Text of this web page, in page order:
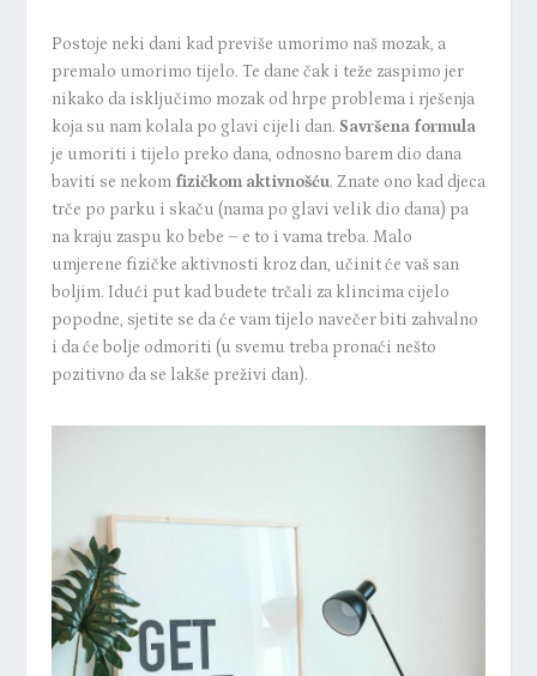
Postoje neki dani kad previše umorimo naš mozak, a
premalo umorimo tijelo. Te dane čak i teže zaspimo jer
nikako da isključimo mozak od hrpe problema i rješenja
koja su nam kolala po glavi cijeli dan. Savršena formula
je umoriti i tijelo preko dana, odnosno barem dio dana
baviti se nekom fizičkom aktivnošću. Znate ono kad djeca
trče po parku i skaču (nama po glavi velik dio dana) pa
na kraju zaspu ko bebe – e to i vama treba. Malo
umjerene fizičke aktivnosti kroz dan, učinit će vaš san
boljim. Idući put kad budete trčali za klincima cijelo
popodne, sjetite se da će vam tijelo navečer biti zahvalno
i da će bolje odmoriti (u svemu treba pronaći nešto
pozitivno da se lakše preživi dan).